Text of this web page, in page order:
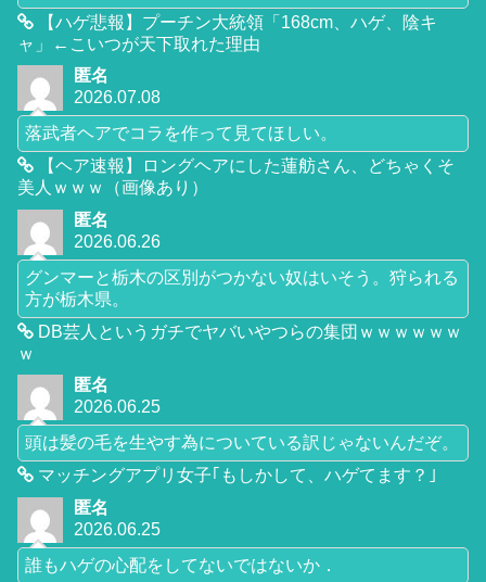
【ハゲ悲報】プーチン大統領「168cm、ハゲ、陰キ
ャ」←こいつが天下取れた理由
匿名
2026.07.08
落武者ヘアでコラを作って見てほしい。
【ヘア速報】ロングヘアにした蓮舫さん、どちゃくそ
美人ｗｗｗ（画像あり）
匿名
2026.06.26
グンマーと栃木の区別がつかない奴はいそう。狩られる
方が栃木県。
DB芸人というガチでヤバいやつらの集団ｗｗｗｗｗｗ
ｗ
匿名
2026.06.25
頭は髪の毛を生やす為についている訳じゃないんだぞ。
マッチングアプリ女子｢もしかして、ハゲてます？｣
匿名
2026.06.25
誰もハゲの心配をしてないではないか．